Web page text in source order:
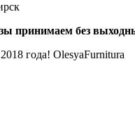
принимаем без
года! OlesyaFurnitura